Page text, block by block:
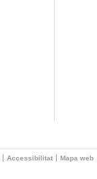
Accessibilitat Mapa web